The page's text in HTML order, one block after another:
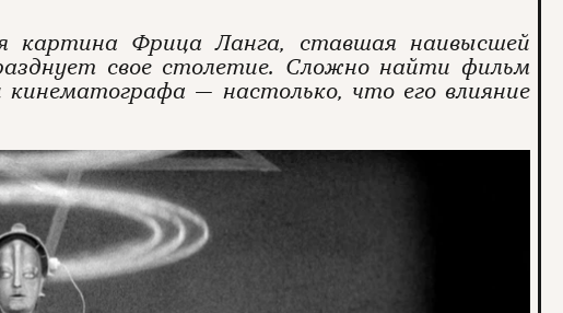
картина Фрица Ланга, ставшая наивысшей
свое столетие. Сложно найти фильм
— настолько, что его влияние